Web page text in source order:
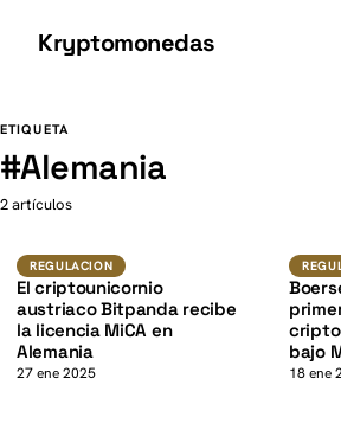
Kryptomonedas
ETIQUETA
#Alemania
2 artículos
Regulacion
K
REGULACION
El criptounicornio
austriaco Bitpanda recibe
la licencia MiCA en
Alemania
27 ene 2025
bajo
18 ene